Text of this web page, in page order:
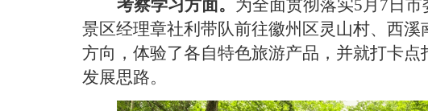
考察学习方面。 为全面贯彻落实5月 7 日 市
景区经理章社利带队前往徽州区灵山村、西溪
方向，体验了各自特色旅游产品， 并就打卡点
发展思路。